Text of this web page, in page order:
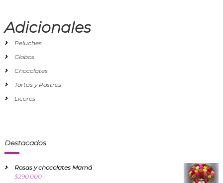
Adicionales
Peluches
Globos
Chocolates
Tortas y Postres
Licores
Destacados
Rosas y chocolates Mamá
$290.000